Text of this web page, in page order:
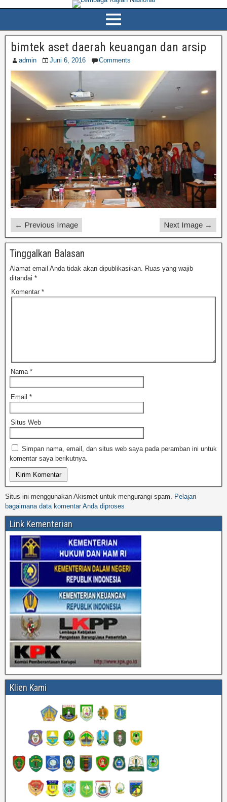
bimtek aset daerah keuangan dan arsip
admin Juni 6, 2016 Comments
← Previous Image Next Image →
Tinggalkan Balasan
Alamat email Anda tidak akan dipublikasikan. Ruas yang wajib
ditandai *
Komentar *
Nama *
Email *
Situs Web
Simpan nama, email, dan situs web saya pada peramban ini untuk
komentar saya berikutnya.
Situs ini menggunakan Akismet untuk mengurangi spam. Pelajari
bagaimana data komentar Anda diproses
Link Kementerian
Klien Kami